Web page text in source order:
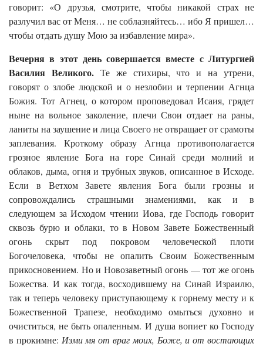
говорит: «О друзья, смотрите, чтобы никакой страх не
разлучил вас от Меня… не соблазняйтесь… ибо Я пришел…
чтобы отдать душу Мою за избавление мира».
Вечерня в этот день совершается вместе с Литургией
Василия Великого.Те же стихиры, что и на утрени,
говорят о злобе людской и о незлобии и терпении Агнца
Божия. Тот Агнец, о котором проповедовал Исаия, грядет
ныне на вольное заколение, плечи Свои отдает на раны,
ланиты на заушение и лица Своего не отвращает от срамоты
заплевания. Кроткому образу Агнца противополагается
грозное явление Бога на горе Синай среди молний и
облаков, дыма, огня и трубных звуков, описанное в Исходе.
Если в Ветхом Завете явления Бога были грозны и
сопровождались страшными знамениями, как и в
следующем за Исходом чтении Иова, где Господь говорит
сквозь бурю и облаки, то в Новом Завете Божественный
огонь скрыт под покровом человеческой плоти
Богочеловека, чтобы не опалить Своим Божественным
прикосновением. Но и Новозаветный огонь — тот же огонь
Божества. И как тогда, восходившему на Синай Израилю,
так и теперь человеку приступающему к горнему месту и к
Божественной Трапезе, необходимо омыться духовно и
очиститься, не быть опаленным. И душа вопиет ко Господу
в прокимне: Изми мя от враг моих, Боже, и от востающих